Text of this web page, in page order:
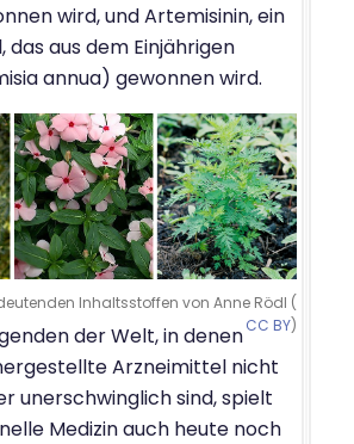
wird, und Artemisinin, ein
aus dem Einjährigen
annua) gewonnen wird.
Inhaltsstoffen von Anne Rödl (
CC BY)
der Welt, in denen
Arzneimittel nicht
unerschwinglich sind, spielt
Medizin auch heute noch